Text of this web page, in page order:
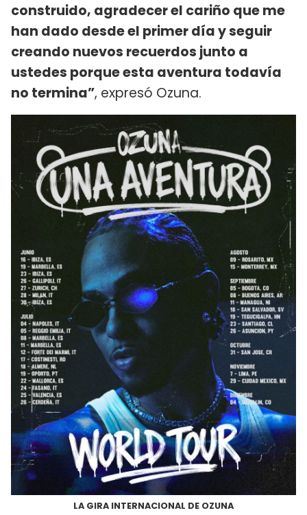
construido, agradecer el cariño que me
han dado desde el primer día y seguir
creando nuevos recuerdos junto a
ustedes porque esta aventura todavía
no termina”, expresó Ozuna.
LA GIRA INTERNACIONAL DE OZUNA